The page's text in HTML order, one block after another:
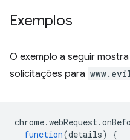
Exemplos
O exemplo a seguir
solicitações para
chrome.webRequest.
function(details)
{